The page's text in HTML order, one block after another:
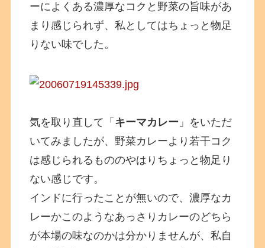
ーによくある濃厚なコクと野菜の旨味があ
まり感じられず、私としてはちょっと物足
りない味でした。
気を取り直して「 キーマカレー 」をいただ
いてみましたが、野菜カレーより若干コク
は感じられるもののやはりちょっと物足り
ない感じです。
インドに行ったことが無いので、濃厚なカ
レーかこのようなあっさりカレーのどちら
が本場の味なのかは分かりませんが、私自